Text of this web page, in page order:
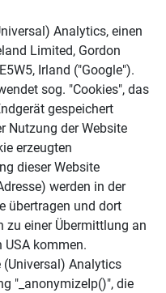
Analytics, einen
Limited, Gordon
Irland ("Google").
sog. "Cookies", das
gespeichert
Nutzung der Website
erzeugten
dieser Website
werden in der
übertragen und dort
zu einer Übermittlung an
USA kommen.
(Universal) Analytics
"_anonymizeIp()", die